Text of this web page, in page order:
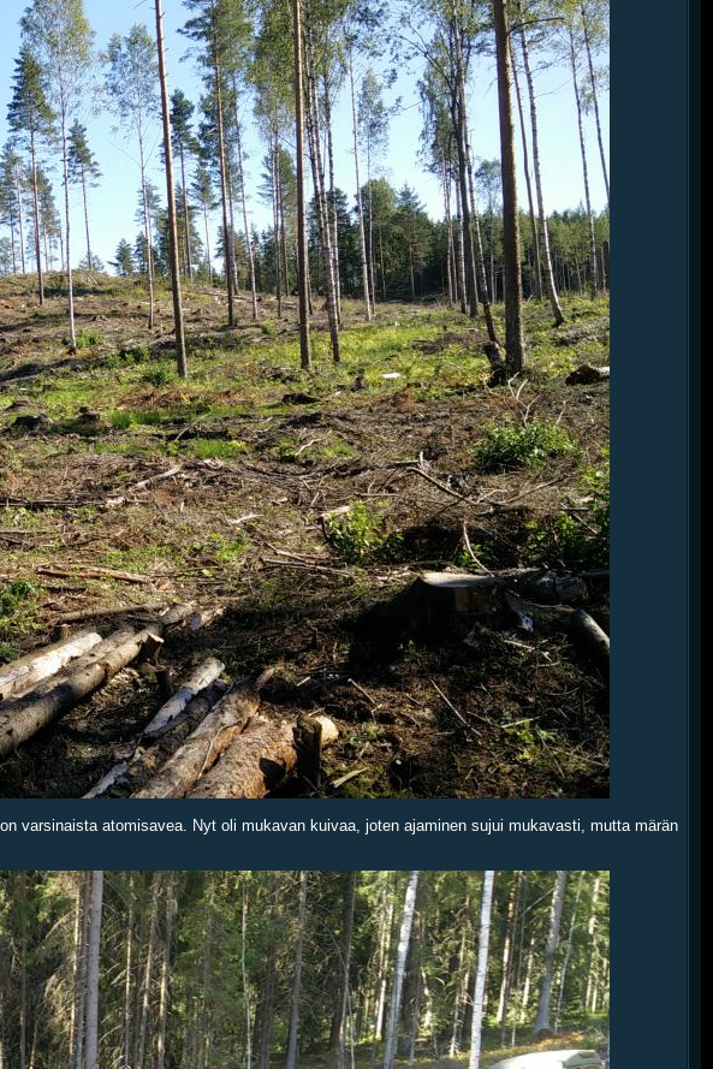
varsinaista atomisavea. Nyt oli mukavan kuivaa, joten ajaminen sujui mukavasti, mutta märän